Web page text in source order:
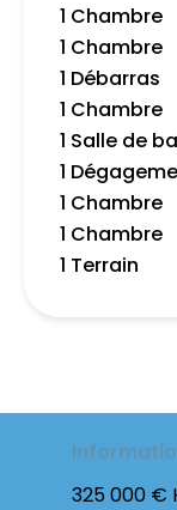
1 Chambre
1 Chambre
1 Débarras
1 Chambre
1 Salle de
1
1 Chambre
1 Chambre
1 Terrain
325 000 €